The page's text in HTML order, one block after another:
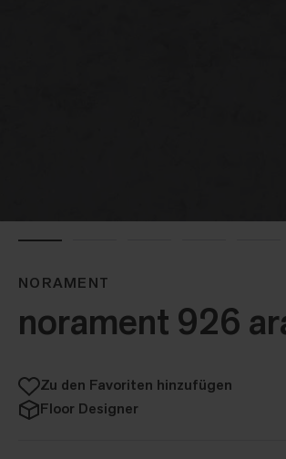
NORAMENT
norament 926
Zu den Favoriten hinzufügen
Floor Designer